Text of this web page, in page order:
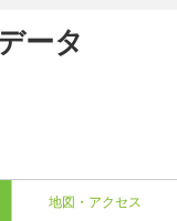
ータ
地図・アクセス